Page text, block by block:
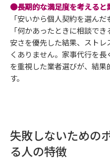
●長期的な満足度を考えると
「安いから個人契約を選ん
「何かあったときに相談でき
安さを優先した結果、スト
くありません。家事代行を
を重視した業者選びが、結
す。
失敗しないための
る人の特徴